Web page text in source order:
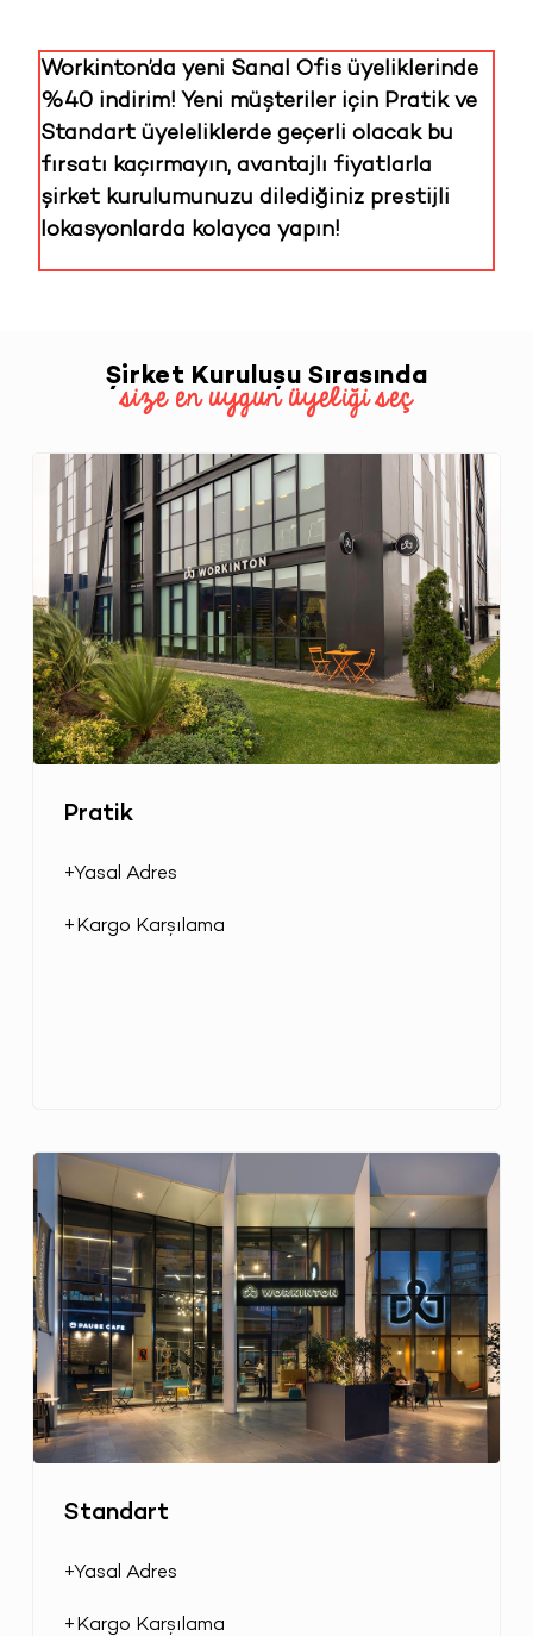
Workinton’da yeni Sanal Ofis üyeliklerinde
%40 indirim! Yeni müşteriler için Pratik ve
Standart üyeleliklerde geçerli olacak bu
fırsatı kaçırmayın, avantajlı fiyatlarla
şirket kurulumunuzu dilediğiniz prestijli
lokasyonlarda kolayca yapın!
Şirket Kuruluşu Sırasında
size en uygun üyeliği seç
Pratik
+Yasal Adres
+Kargo Karşılama
Standart
+Yasal Adres
+Kargo Karşılama